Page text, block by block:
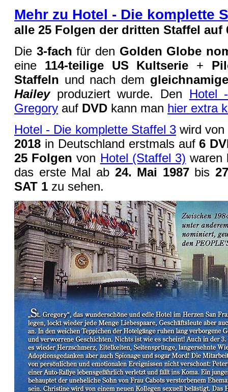
Mehr zu Hotel - Die komplette
alle 25 Folgen der dritten Staffel auf
Die 3-fachfür den Golden Globe
eine 114-teilige US Kultserie +
Staffeln und nach dem
Hailey produziert wurde. Den Hotel
Gregory auf DVD kann man hier extra
Hotel - Die komplette Staffel 3wird von
2018 in Deutschland erstmals auf6
25 Folgen von Hotel (Staffel 3) waren
das erste Mal ab 24. Mai 1987bis
SAT 1 zu sehen.